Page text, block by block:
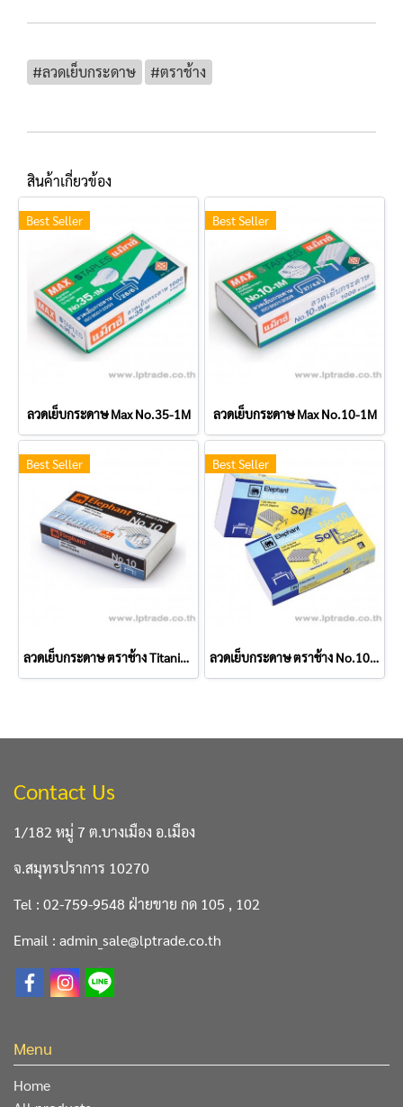
#ลวดเย็บกระดาษ #ตราช้าง
สินค้าเกี่ยวข้อง
Best Seller
ลวดเย็บกระดาษ Max No.35-1M
Best Seller
ลวดเย็บกระดาษ Max No.10-1M
Best Seller
ลวดเย็บกระดาษ ตราช้าง Titania No.10
Best Seller
ลวดเย็บกระดาษ ตราช้าง No.10 Soft Click
Contact Us
1/182 หมู่ 7 ต.บางเมือง อ.เมือง
จ.สมุทรปราการ 10270
Tel : 02-759-9548 ฝ่ายขาย กด 105 , 102
Email : admin_sale@lptrade.co.th
Menu
Home